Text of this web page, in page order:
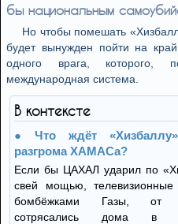
бы национальным
Но чтобы помешать
будет вынужден пойти на
одного врага, которого,
международная система.
В контексте
Что ждёт
разгрома ХАМАСа?
Если бы ЦАХАЛ ударил по
свей мощью,
бомбёжками Газы, от
сотрясались дома в